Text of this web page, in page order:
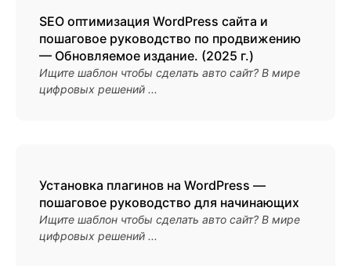
SEO оптимизация WordPress сайта и
пошаговое руководство по продвижению
— Обновляемое издание. (2025 г.)
Ищите шаблон чтобы сделать авто сайт? В мире
цифровых решений ...
Установка плагинов на WordPress —
пошаговое руководство для начинающих
Ищите шаблон чтобы сделать авто сайт? В мире
цифровых решений ...